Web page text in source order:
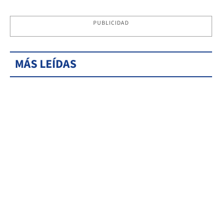
PUBLICIDAD
MÁS LEÍDAS